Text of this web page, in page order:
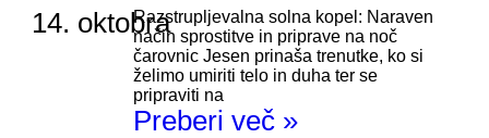
14. oktobraRazstrupljevalna solna kopel: Naraven
način sprostitve in priprave na noč
čarovnic Jesen prinaša trenutke, ko si
želimo umiriti telo in duha ter se
pripraviti na
Preberi več »